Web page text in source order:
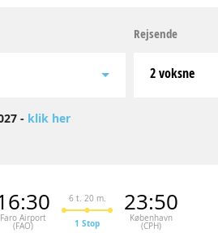
Rejsende
2 voksne
- klik her
Faro Airport
(FAO)
6 t. 20 m.
1 Stop
23:50
København
(CPH)